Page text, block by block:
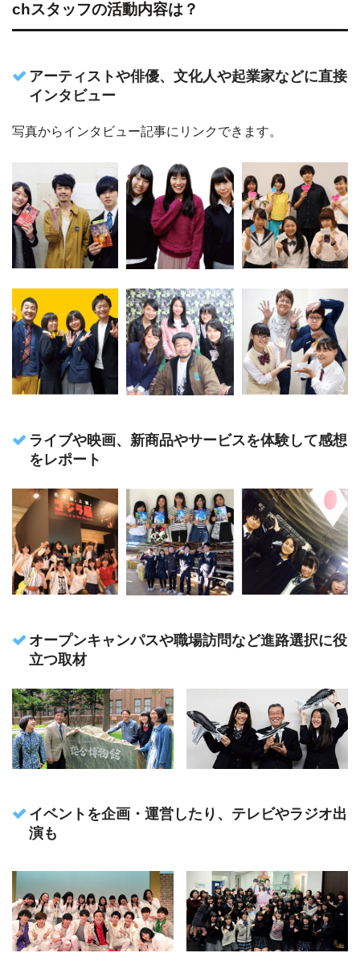
chスタッフの活動内容は？
アーティストや俳優、文化人や起業家などに直接
インタビュー
写真からインタビュー記事にリンクできます。
ライブや映画、新商品やサービスを体験して感想
をレポート
オープンキャンパスや職場訪問など進路選択に役
立つ取材
イベントを企画・運営したり、テレビやラジオ出
演も